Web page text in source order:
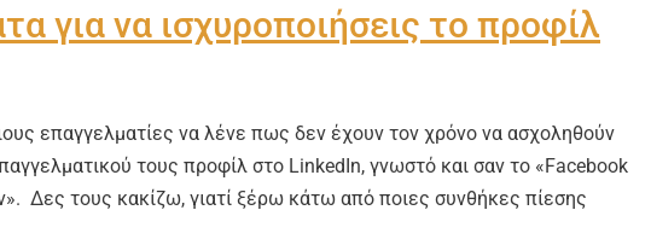
για να ισχυροποιήσεις το προφίλ
επαγγελματίες να λένε πως δεν έχουν τον χρόνο να ασχοληθούν
τους προφίλ στο LinkedIn, γνωστό και σαν το «Facebook
Δες τους κακίζω, γιατί ξέρω κάτω από ποιες συνθήκες πίεσης